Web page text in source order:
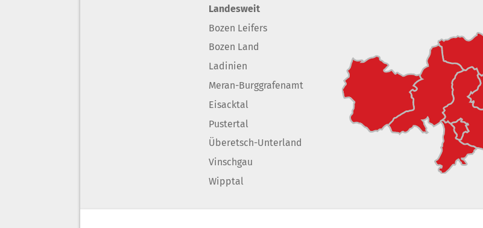
Landesweit
Bozen Leifers
Bozen Land
Ladinien
Meran-Burggrafenamt
Eisacktal
Pustertal
Überetsch-Unterland
Vinschgau
Wipptal